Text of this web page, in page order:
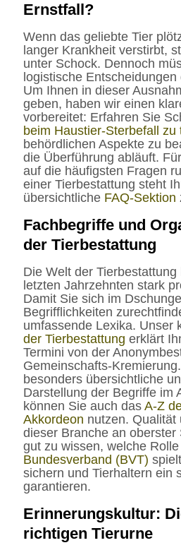
Ernstfall?
Wenn das geliebte Tier
langer Krankheit verstirbt,
unter Schock. Dennoch
logistische
Um Ihnen in dieser
geben, haben wir einen
vorbereitet: Erfahren Sie
beim Haustier-Sterbefall zu
behördlichen Aspekte zu
die Überführung abläuft.
auf die häufigsten Fragen
einer Tierbestattung steht
übersichtliche FAQ-Sektion
Fachbegriffe und
der Tierbestattung
Die Welt der
letzten Jahrzehnten stark
Damit Sie sich im
Begrifflichkeiten
umfassende Lexika. Unser
der Tierbestattung erklärt
Termini von der
Gemeinschafts-
besonders übersichtliche
Darstellung der Begriffe im
können Sie auch das A-Z
Akkordeon nutzen. Qualität
dieser Branche an oberster
gut zu wissen, welche
Bundesverband (BVT)
sichern und Tierhaltern ein
garantieren.
Erinnerungskultur:
richtigen Tierurne